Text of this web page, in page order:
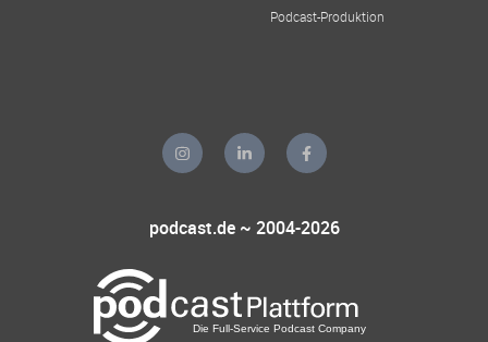
Podcast-Produktion
podcast.de ~ 2004-2026